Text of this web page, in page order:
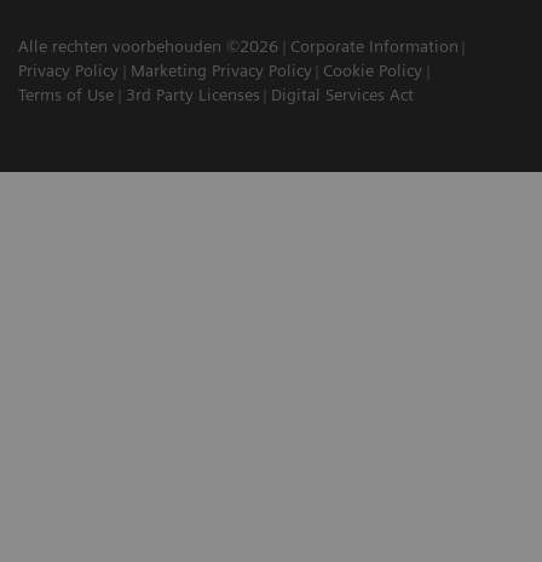
Alle rechten voorbehouden ©2026
Corporate Information
Privacy Policy
Marketing Privacy Policy
Cookie Policy
Terms of Use
3rd Party Licenses Digital Services Act